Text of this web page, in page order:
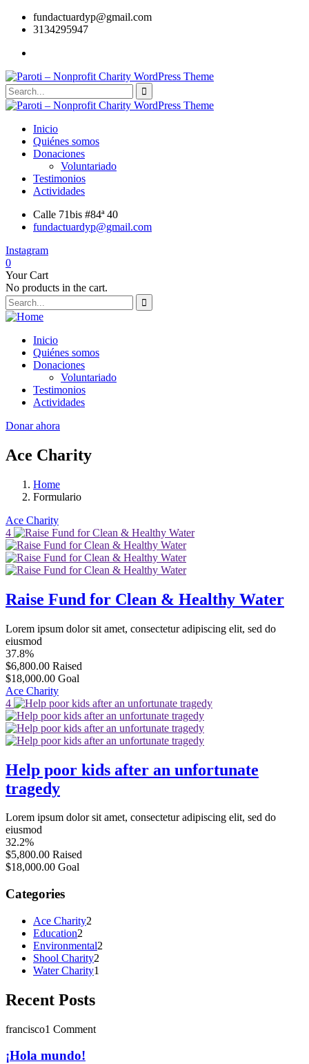
fundactuardyp@gmail.com
3134295947
Inicio
Quiénes somos
Donaciones
Voluntariado
Testimonios
Actividades
Calle 71bis #84ª 40
fundactuardyp@gmail.com
Instagram
0
Your Cart
No products in the cart.
Inicio
Quiénes somos
Donaciones
Voluntariado
Testimonios
Actividades
Donar ahora
Ace Charity
Home
Formulario
Ace Charity
4
Raise Fund for Clean & Healthy Water
Lorem ipsum dolor sit amet, consectetur adipiscing elit, sed do
eiusmod
37.8%
$6,800.00 Raised
$18,000.00 Goal
Ace Charity
4
Help poor kids after an unfortunate
tragedy
Lorem ipsum dolor sit amet, consectetur adipiscing elit, sed do
eiusmod
32.2%
$5,800.00 Raised
$18,000.00 Goal
Categories
Ace Charity2
Education2
Environmental2
Shool Charity2
Water Charity1
Recent Posts
francisco1 Comment
¡Hola mundo!